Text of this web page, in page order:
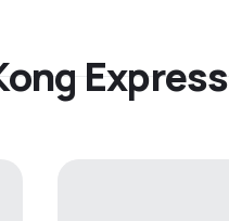
Express